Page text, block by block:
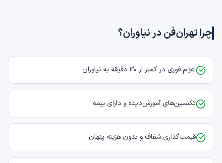
چرا تهران‌فن درنیاوران؟
اعزام فوری در کمتر از ۳۰ دقیقه به نیاوران
تکنسین‌های آموزش‌دیده و دارای بیمه
قیمت‌گذاری شفاف و بدون هزینه پنهان